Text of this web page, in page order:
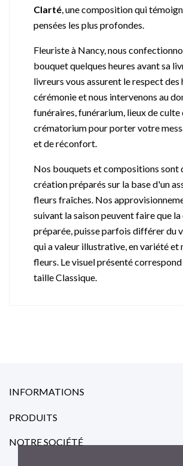
Clarté, une composition qui
pensées les plus profondes.
Fleuriste à Nancy, nous
bouquet quelques heures avant sa
livreurs vous assurent le respect des
cérémonie et nous intervenons au
funéraires, funérarium, lieux de culte
crématorium pour porter votre
et de réconfort.
Nos bouquets et compositions sont
création préparés sur la base d'un
fleurs fraîches. Nos
suivant la saison peuvent faire que
préparée, puisse parfois différer du
qui a valeur illustrative, en variété et
fleurs. Le visuel présenté correspond
taille Classique.
INFORMATIONS
PRODUITS
NOTRE SOCIÉTÉ